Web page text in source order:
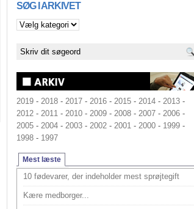
SØG I ARKIVET
2019 - 2018 - 2017 - 2016 - 2015 - 2014 - 2013 -
2012 - 2011 - 2010 - 2009 - 2008 - 2007 - 2006 -
2005 - 2004 - 2003 - 2002 - 2001 - 2000 - 1999 -
1998 - 1997
Mest læste
10 fødevarer, der indeholder mest sprøjtegift
Kære medborger...